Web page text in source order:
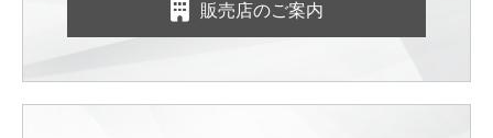
販売店のご案内